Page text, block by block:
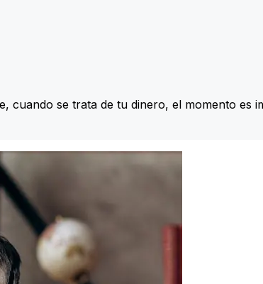
cuando se trata de tu dinero, el momento es